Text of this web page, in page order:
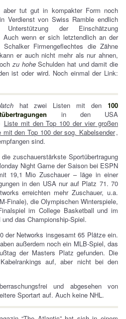
tut gut in kompakter Form noch
Verdienst von Swiss Ramble endlich
der Einschätzung
Auch wenn er sich letztendlich an der
Schalker Firmengeflechtes die Zähne
er auch nicht mehr als nur ahnen,
zu hoheSchulden hat und damit die
ist oder wird. Noch einmal der Link:
hat zwei Listen mit den100
in den USA
Liste mit den Top 100 der vier großen
mit den Top 100 der sog. Kabelsender,
sind.
zuschauerstärkste Sportübertragung
Night Game der Saison bei ESPN
19,1 Mio Zuschauer – läge in einer
in den USA nur auf Platz 71. 70
erreichten mehr Zuschauer, u.a.
Finale), die Olympischen Winterspiele,
im College Basketball und im
das Championship-Spiel.
der Networks insgesamt 65 Plätze ein.
außerdem noch ein MLB-Spiel, das
der Masters Platz gefunden. Die
auf, aber nicht bei den
und abgesehen von
Sportart auf. Auch keine NHL.